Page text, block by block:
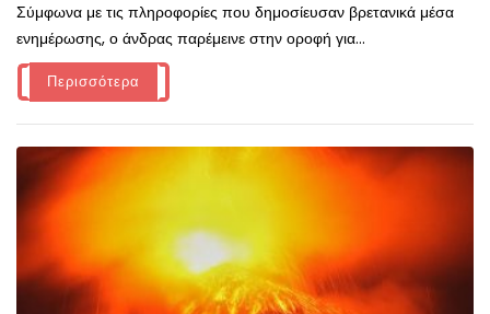
Σύμφωνα με τις πληροφορίες που δημοσίευσαν βρετανικά μέσα
ενημέρωσης, ο άνδρας παρέμεινε στην οροφή για...
Περισσότερα